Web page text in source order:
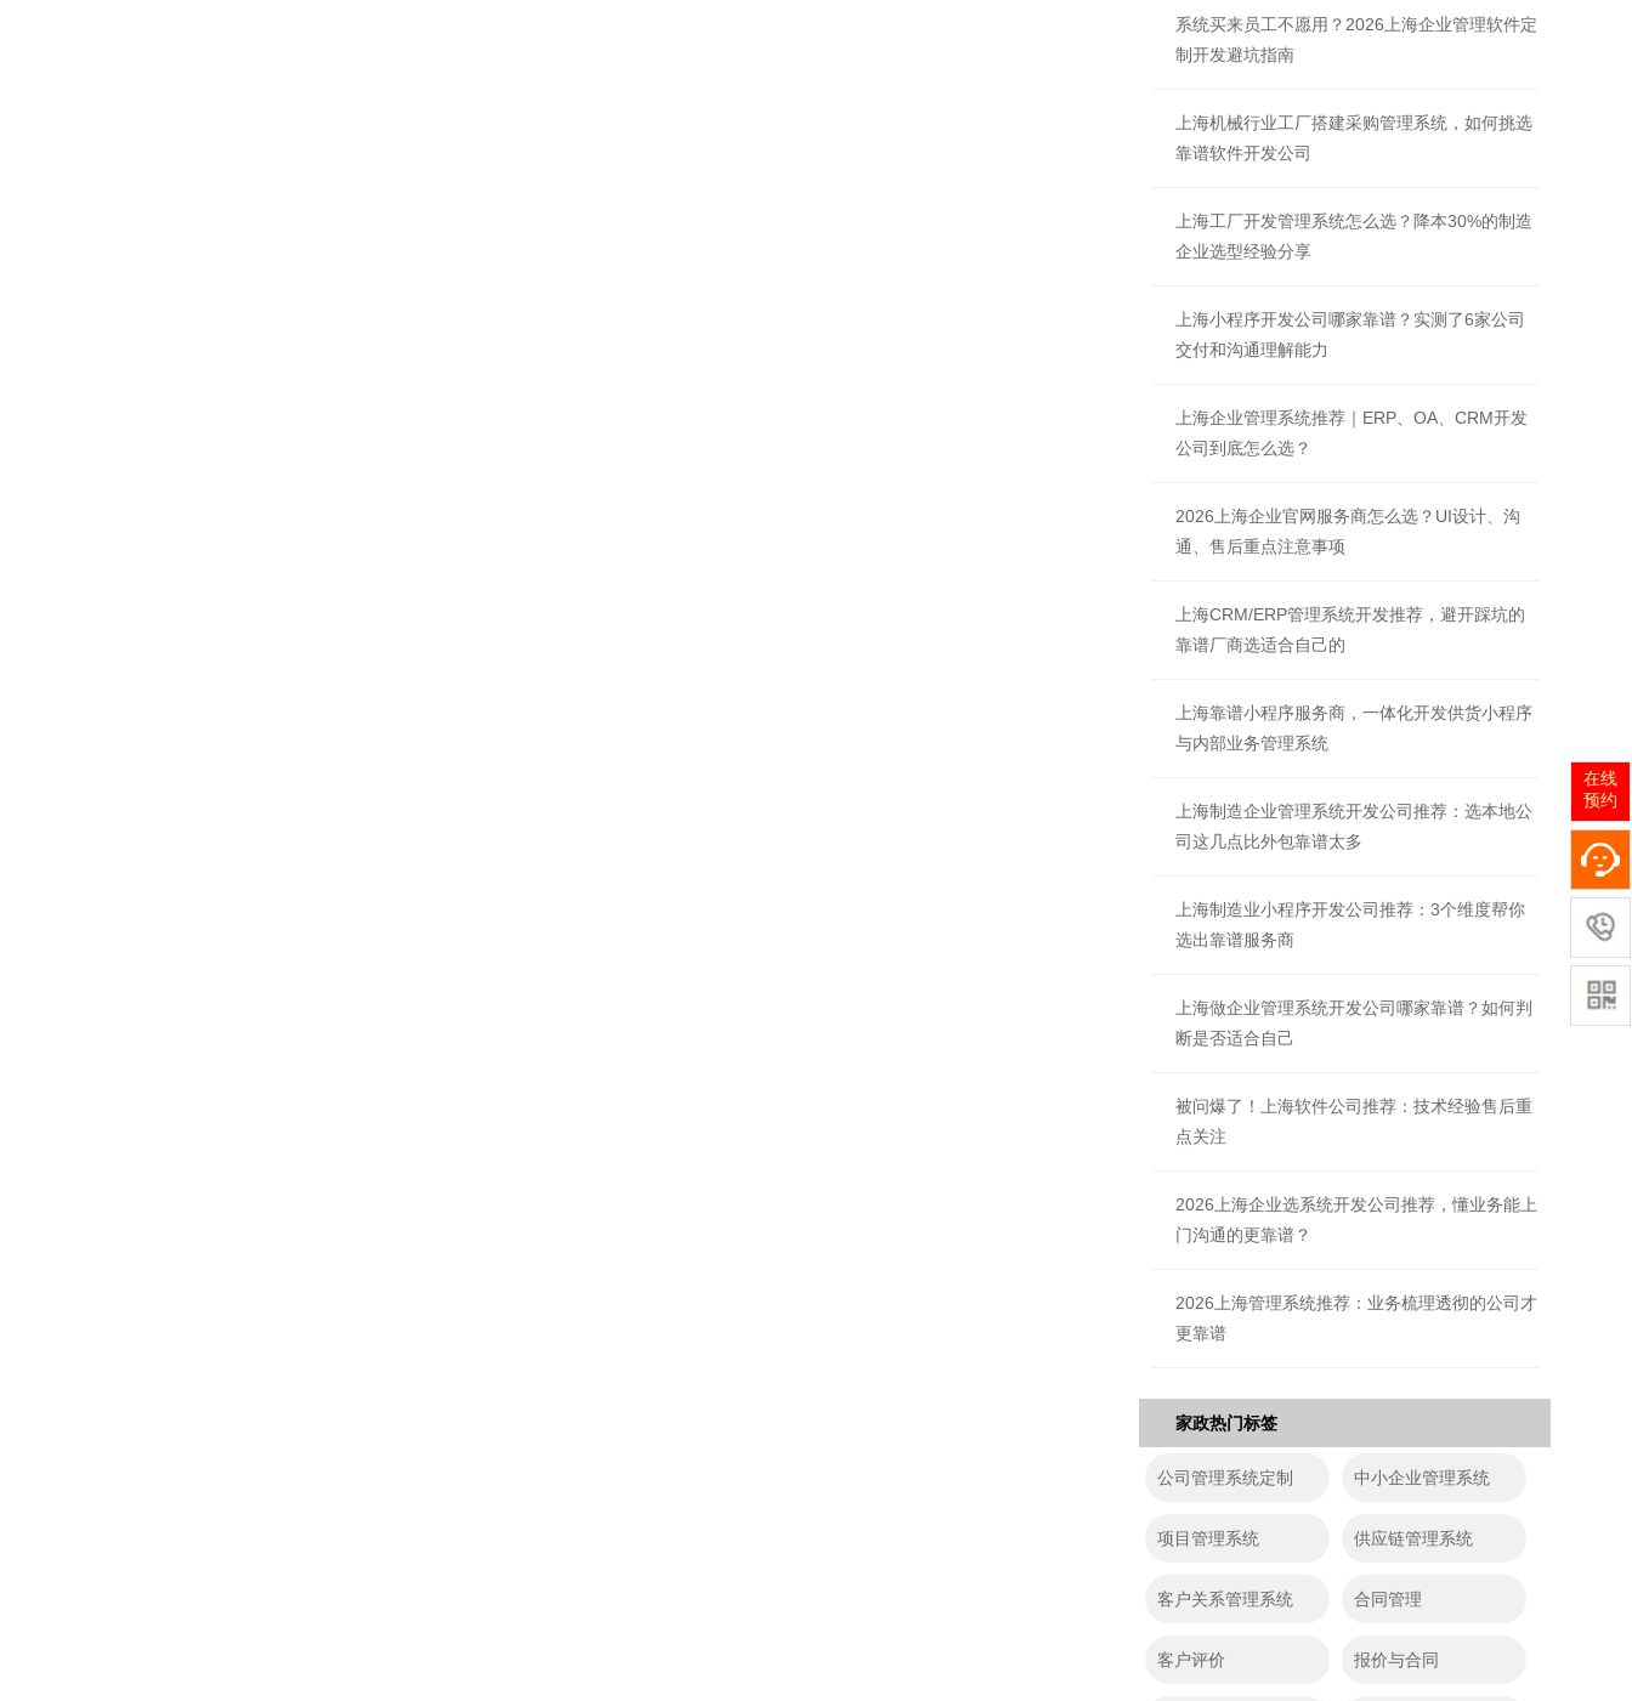
系统买来员工不愿用？2026上海企业管理软件定
制开发避坑指南
上海机械行业工厂搭建采购管理系统，如何挑选
靠谱软件开发公司
上海工厂开发管理系统怎么选？降本30%的制造
企业选型经验分享
上海小程序开发公司哪家靠谱？实测了6家公司
交付和沟通理解能力
上海企业管理系统推荐｜ERP、OA、CRM开发
公司到底怎么选？
2026上海企业官网服务商怎么选？UI设计、沟
通、售后重点注意事项
上海CRM/ERP管理系统开发推荐，避开踩坑的
靠谱厂商选适合自己的
上海靠谱小程序服务商，一体化开发供货小程序
与内部业务管理系统
上海制造企业管理系统开发公司推荐：选本地公
司这几点比外包靠谱太多
上海制造业小程序开发公司推荐：3个维度帮你
选出靠谱服务商
上海做企业管理系统开发公司哪家靠谱？如何判
断是否适合自己
被问爆了！上海软件公司推荐：技术经验售后重
点关注
2026上海企业选系统开发公司推荐，懂业务能上
门沟通的更靠谱？
2026上海管理系统推荐：业务梳理透彻的公司才
更靠谱
家政热门标签
公司管理系统定制 中小企业管理系统
项目管理系统 供应链管理系统
客户关系管理系统 合同管理
客户评价 报价与合同
在线
预约